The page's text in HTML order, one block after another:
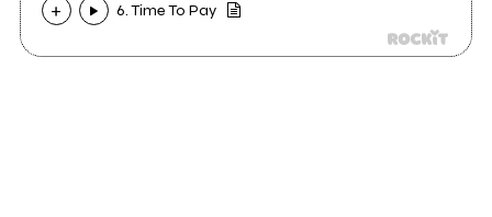
6. Time To Pay